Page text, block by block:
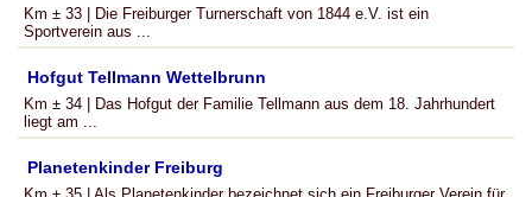
Km ± 33 | Die Freiburger Turnerschaft von 1844 e.V. ist ein
Sportverein aus ...
Hofgut Tellmann Wettelbrunn
Km ± 34 | Das Hofgut der Familie Tellmann aus dem 18. Jahrhundert
liegt am ...
Planetenkinder Freiburg